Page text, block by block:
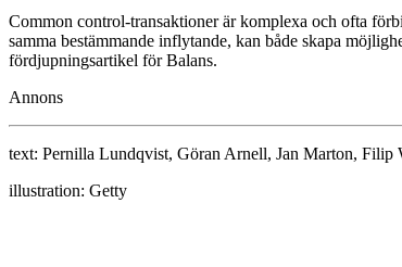
Common control-transaktioner är komplexa och ofta
samma bestämmande inflytande, kan både skapa
fördjupningsartikel för Balans.
Annons
text: Pernilla Lundqvist, Göran Arnell, Jan Marton, Filip
illustration: Getty